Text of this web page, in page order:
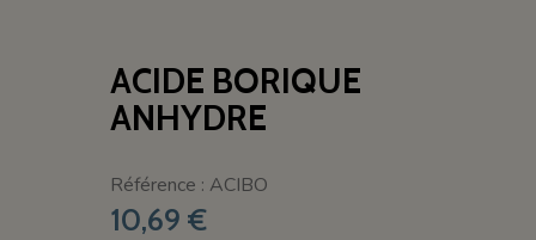
ACIDE BORIQUE
ANHYDRE
Référence : ACIBO
10,69 €